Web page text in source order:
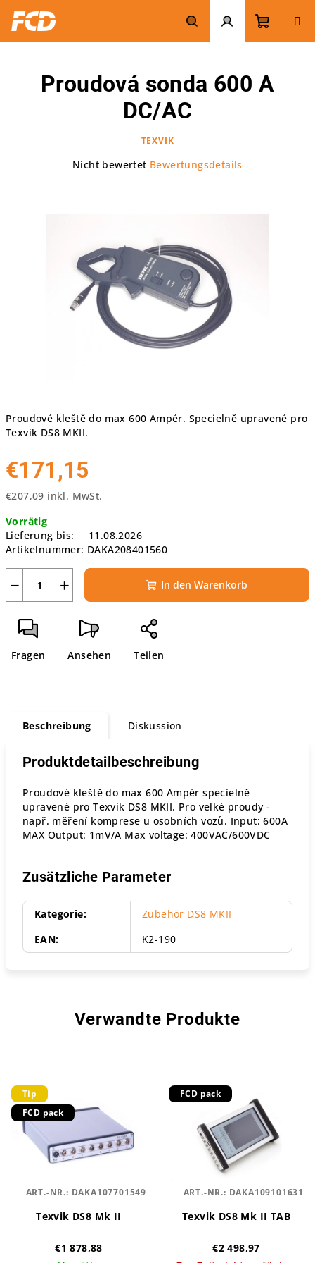
Inhalt
springen
Suchen Login
Proudové kleště do max 600 Ampér. Specielně upravené pro
Texvik DS8 MKII.
€171,15
€207,09 inkl. MwSt.
Vorrätig
Lieferung bis:
11.08.2026
Artikelnummer: DAKA208401560
+
− In den Warenkorb
Fragen Ansehen Teilen
Proudová sonda 600 A
DC/AC
TEXVIK
Die
Sternen.
Nicht bewertet Bewertungsdetails
Beschreibung Diskussion
Produktdetailbeschreibung
Proudové kleště do max 600 Ampér specielně
upravené pro Texvik DS8 MKII. Pro velké proudy -
např. měření komprese u osobních vozů. Input: 600A
MAX Output: 1mV/A Max voltage: 400VAC/600VDC
Zusätzliche Parameter
Kategorie:
Zubehör DS8 MKII
EAN: K2-190
Verwandte Produkte
Tip
FCD pack
Texvik DS8 Mk II
€1 878,88
ART.-NR.: DAKA107701549
FCD pack
Texvik DS8 Mk II TAB
€2 498,97
ART.-NR.: DAKA109101631